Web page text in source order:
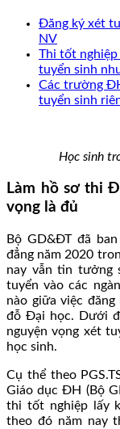
Đăng ký xét
NV
Thi tốt
tuyển sinh
Các trường
tuyển sinh
Học sinh
Làm hồ sơ thi
vọng là đủ
Bộ GD&ĐT đã
đẳng năm 2020
nay vẫn tin tưởng
tuyển vào các
nào giữa việc
đỗ Đại học. Dưới
nguyện vọng xét
học sinh.
Cụ thể theo
Giáo dục ĐH (Bộ
thi tốt nghiệp lấy
theo đó năm nay